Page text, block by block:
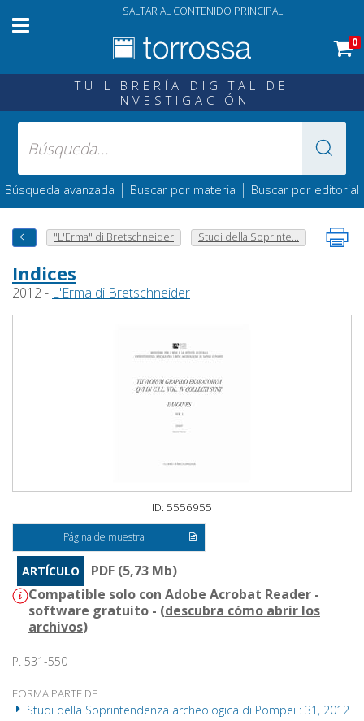
SALTAR AL CONTENIDO PRINCIPAL
0
TU LIBRERÍA DIGITAL DE
INVESTIGACIÓN
Búsqueda avanzada | Buscar por materia | Buscar por editorial
"L'Erma" di Bretschneider Studi della Soprinte...
Indices
2012 - L'Erma di Bretschneider
ID: 5556955
Página de muestra
ARTÍCULO
PDF (5,73 Mb)
Compatible solo con Adobe Acrobat Reader -
software gratuito - (descubra cómo abrir los
archivos)
P. 531-550
FORMA PARTE DE
Studi della Soprintendenza archeologica di Pompei : 31, 2012